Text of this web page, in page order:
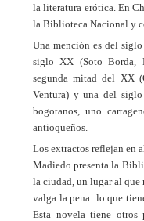
la literatura erótica. En
la Biblioteca Nacional y
Una mención es del
siglo XX (Soto Borda,
segunda mitad del XX
Ventura) y una del siglo
bogotanos, uno
antioqueños.
Los extractos reflejan en
Madiedo presenta la
la ciudad, un lugar al que
valga la pena: lo que
Esta novela tiene otros